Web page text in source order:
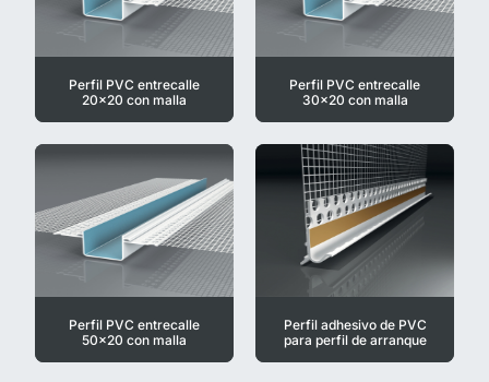
Perfil PVC entrecalle
20x20 con malla
Perfil PVC entrecalle
30x20 con malla
Perfil PVC entrecalle
50x20 con malla
Perfil adhesivo de PVC
para perfil de arranque